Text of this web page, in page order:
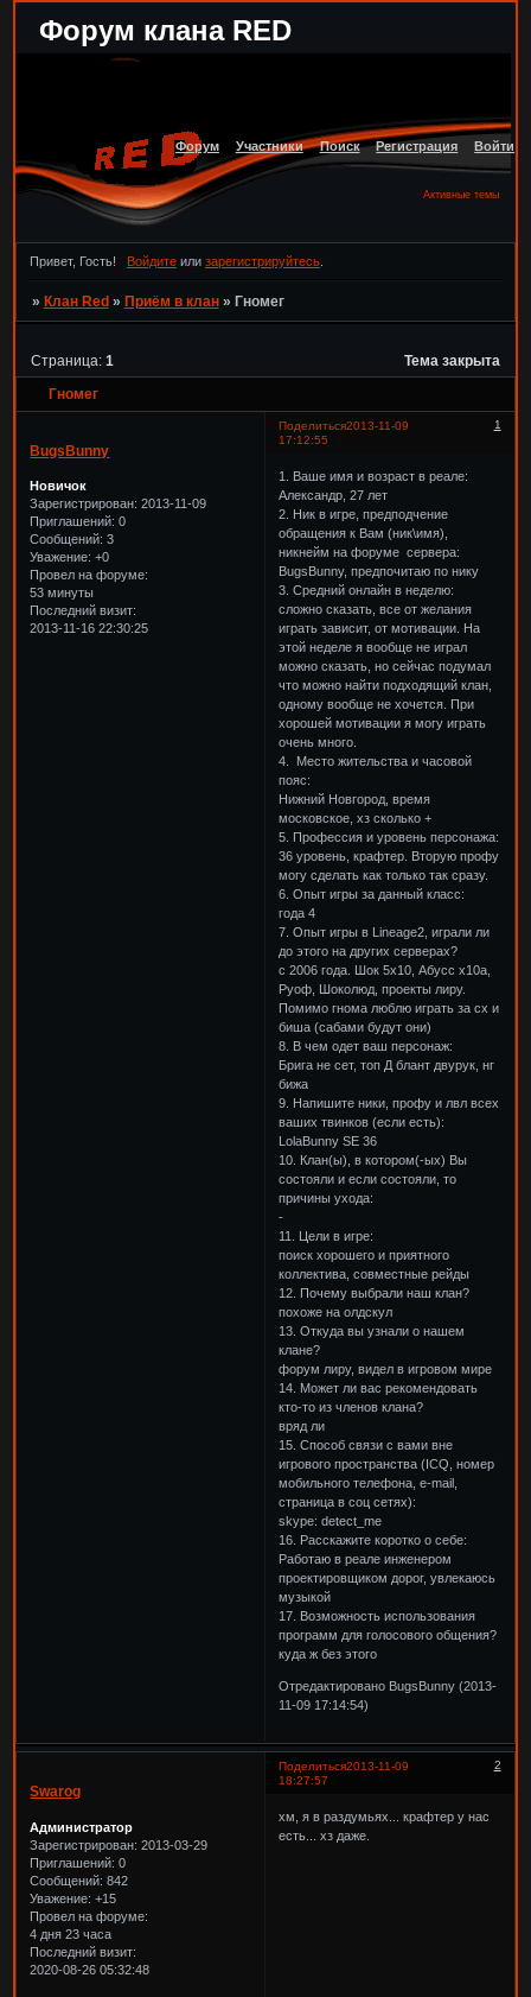
Форум клана RED
Форум Участники Поиск Регистрация Войти
Активные темы
Привет, Гость! Войдитеили зарегистрируйтесь.
» Клан Red » Приём в клан » Гномег
Гномег
Страница: 1 Тема закрыта
Поделиться 1
2013-11-09
17:12:55
BugsBunny
Новичок
Зарегистрирован: 2013-11-09
Приглашений: 0
Сообщений: 3
Уважение: +0
Провел на форуме:
53 минуты
Последний визит:
2013-11-16 22:30:25
1. Ваше имя и возраст в реале:
Александр, 27 лет
2. Ник в игре, предподчение
обращения к Вам (ник\имя),
никнейм на форуме сервера:
BugsBunny, предпочитаю по нику
3. Средний онлайн в неделю:
сложно сказать, все от желания
играть зависит, от мотивации. На
этой неделе я вообще не играл
можно сказать, но сейчас подумал
что можно найти подходящий клан,
одному вообще не хочется. При
хорошей мотивации я могу играть
очень много.
4. Место жительства и часовой
пояс:
Нижний Новгород, время
московское, хз сколько +
5. Профессия и уровень персонажа:
36 уровень, крафтер. Вторую профу
могу сделать как только так сразу.
6. Опыт игры за данный класс:
года 4
7. Опыт игры в Lineage2, играли ли
до этого на других серверах?
с 2006 года. Шок 5х10, Абусс х10а,
Руоф, Шоколюд, проекты лиру.
Помимо гнома люблю играть за сх и
биша (сабами будут они)
8. В чем одет ваш персонаж:
Брига не сет, топ Д блант двурук, нг
бижа
9. Напишите ники, профу и лвл всех
ваших твинков (если есть):
LolaBunny SE 36
10. Клан(ы), в котором(-ых) Вы
состояли и если состояли, то
причины ухода:
-
11. Цели в игре:
поиск хорошего и приятного
коллектива, совместные рейды
12. Почему выбрали наш клан?
похоже на олдскул
13. Откуда вы узнали о нашем
клане?
форум лиру, видел в игровом мире
14. Может ли вас рекомендовать
кто-то из членов клана?
вряд ли
15. Способ связи с вами вне
игрового пространства (ICQ, номер
мобильного телефона, e-mail,
страница в соц сетях):
skype: detect_me
16. Расскажите коротко о себе:
Работаю в реале инженером
проектировщиком дорог, увлекаюсь
музыкой
17. Возможность использования
программ для голосового общения?
куда ж без этого
Отредактировано BugsBunny (2013-
11-09 17:14:54)
Поделиться 2
2013-11-09
18:27:57
Swarog
Администратор
Зарегистрирован: 2013-03-29
Приглашений: 0
Сообщений: 842
Уважение: +15
Провел на форуме:
4 дня 23 часа
Последний визит:
2020-08-26 05:32:48
хм, я в раздумьях... крафтер у нас
есть... хз даже.